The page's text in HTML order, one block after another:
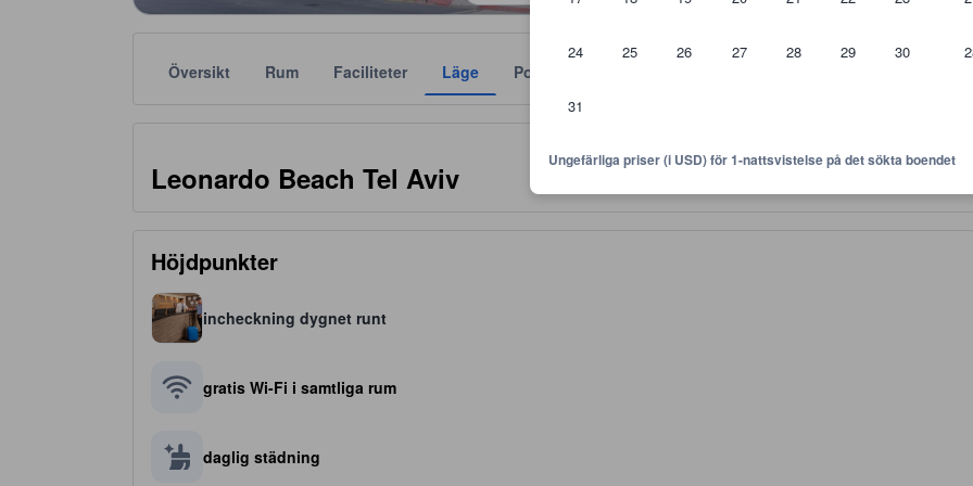
24 25 26 27 28 29 30
31
Ungefärliga priser (i USD) för 1-nattsvistelse på det sökta boendet
Översikt Rum Faciliteter Läge Policyer
Leonardo Beach Tel Aviv
Höjdpunkter
incheckning dygnet runt
gratis Wi-Fi i samtliga rum
daglig städning